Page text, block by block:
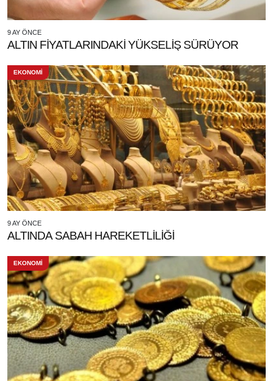
9 AY ÖNCE
ALTIN FİYATLARINDAKİ YÜKSELİŞ SÜRÜYOR
EKONOMİ
9 AY ÖNCE
ALTINDA SABAH HAREKETLİLİĞİ
EKONOMİ